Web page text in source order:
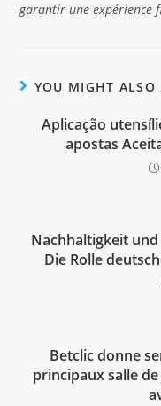
garantir une expérience
YOU MIGHT ALSO
Aplicação
apostas
Nachhaltigkeit
Die Rolle
Betclic donne
principaux salle